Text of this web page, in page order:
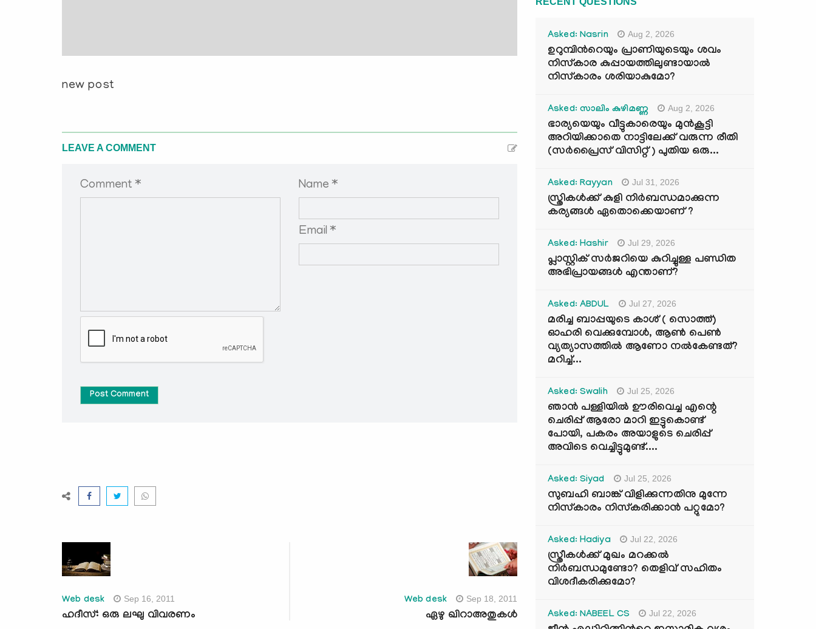
new post
LEAVE A COMMENT
Comment * Name *
Email *
Post Comment
Web desk Sep 16, 2011
ഹദീസ്: ഒരു ലഘു വിവരണം
Web desk Sep 18, 2011
ഏഴു ഖിറാഅതുകള്‍
Asked: Nasrin Aug 2, 2026
ഉറുമ്പിന്‍റെയും പ്രാണിയുടെയും ശവം
നിസ്കാര കുപ്പായത്തിലുണ്ടായാൽ
നിസ്കാരം ശരിയാകുമോ?
Asked: സാലിം കുഴിമണ്ണ Aug 2, 2026
ഭാര്യയെയും വീട്ടുകാരെയും മുൻകൂട്ടി
അറിയിക്കാതെ നാട്ടിലേക്ക് വരുന്ന രീതി
(സർപ്രൈസ് വിസിറ്റ് ) പുതിയ ഒരു...
Asked: Rayyan Jul 31, 2026
സ്ത്രികൾക്ക് കുളി നിർബന്ധമാക്കുന്ന
കര്യങ്ങൾ ഏതൊക്കെയാണ് ?
Asked: Hashir Jul 29, 2026
പ്ലാസ്റ്റിക് സർജറിയെ കുറിച്ചുള്ള പണ്ഡിത
അഭിപ്രായങ്ങൾ എന്താണ്?
Asked: ABDUL Jul 27, 2026
മരിച്ച ബാപ്പയുടെ കാശ് ( സൊത്ത്)
ഓഹരി വെക്കുമ്പോൾ, ആണ്‍ പെണ്‍
വ്യത്യാസത്തില്‍ ആണോ നല്‍കേണ്ടത്?
മറിച്ച്...
Asked: Swalih Jul 25, 2026
ഞാൻ പള്ളിയിൽ ഊരിവെച്ച എന്റെ
ചെരിപ്പ് ആരോ മാറി ഇട്ടുകൊണ്ട്
പോയി, പകരം അയാളുടെ ചെരിപ്പ്
അവിടെ വെച്ചിട്ടുമുണ്ട്....
Asked: Siyad Jul 25, 2026
സുബഹി ബാങ്ക് വിളിക്കുന്നതിനു മുന്നേ
നിസ്കാരം നിസ്കരിക്കാൻ പറ്റുമോ?
Asked: Hadiya Jul 22, 2026
സ്ത്രീകൾക്ക് മുഖം മറക്കൽ
നിർബന്ധമുണ്ടോ? തെളിവ് സഹിതം
വിശദീകരിക്കുമോ?
Asked: NABEEL CS Jul 22, 2026